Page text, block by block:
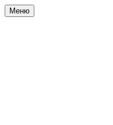
Меню